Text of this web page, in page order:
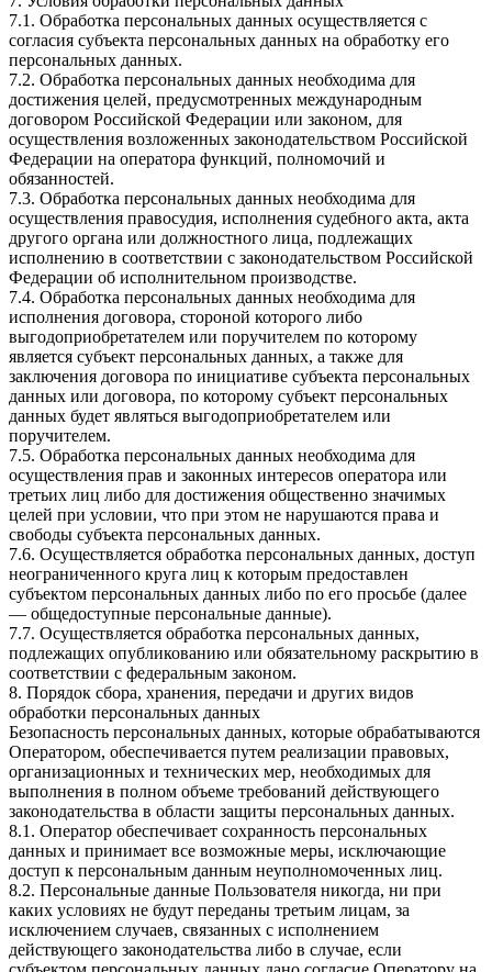
7.1. Обработка персональных данных осуществляется с
согласия субъекта персональных данных на обработку его
персональных данных.
7.2. Обработка персональных данных необходима для
достижения целей, предусмотренных международным
договором Российской Федерации или законом, для
осуществления возложенных законодательством Российской
Федерации на оператора функций, полномочий и
обязанностей.
7.3. Обработка персональных данных необходима для
осуществления правосудия, исполнения судебного акта, акта
другого органа или должностного лица, подлежащих
исполнению в соответствии с законодательством Российской
Федерации об исполнительном производстве.
7.4. Обработка персональных данных необходима для
исполнения договора, стороной которого либо
выгодоприобретателем или поручителем по которому
является субъект персональных данных, а также для
заключения договора по инициативе субъекта персональных
данных или договора, по которому субъект персональных
данных будет являться выгодоприобретателем или
поручителем.
7.5. Обработка персональных данных необходима для
осуществления прав и законных интересов оператора или
третьих лиц либо для достижения общественно значимых
целей при условии, что при этом не нарушаются права и
свободы субъекта персональных данных.
7.6. Осуществляется обработка персональных данных, доступ
неограниченного круга лиц к которым предоставлен
субъектом персональных данных либо по его просьбе (далее
— общедоступные персональные данные).
7.7. Осуществляется обработка персональных данных,
подлежащих опубликованию или обязательному раскрытию в
соответствии с федеральным законом.
8. Порядок сбора, хранения, передачи и других видов
обработки персональных данных
Безопасность персональных данных, которые обрабатываются
Оператором, обеспечивается путем реализации правовых,
организационных и технических мер, необходимых для
выполнения в полном объеме требований действующего
законодательства в области защиты персональных данных.
8.1. Оператор обеспечивает сохранность персональных
данных и принимает все возможные меры, исключающие
доступ к персональным данным неуполномоченных лиц.
8.2. Персональные данные Пользователя никогда, ни при
каких условиях не будут переданы третьим лицам, за
исключением случаев, связанных с исполнением
действующего законодательства либо в случае, если